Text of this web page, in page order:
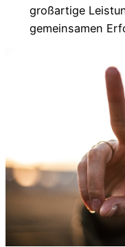
großartige
gemeinsamen